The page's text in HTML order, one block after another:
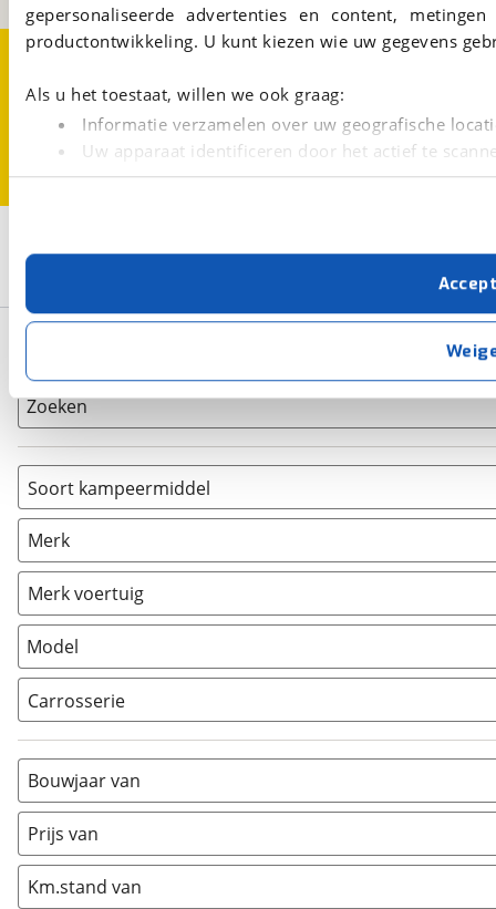
gepersonaliseerde advertenties en content,
productontwikkeling. U kunt kiezen wie uw gegevens
Als u het toestaat, willen we ook graag:
Informatie verzamelen over uw geografische
Uw apparaat identificeren door het actief te
Lees meer over hoe uw persoonlijke gegevens worden
Met cookies en vergelijkbare technieken zorgen we
cookies zorgen ervoor dat de website goed werkt.
verbeteren. We tonen je graag relevante advertenties
buiten onze website volgt – uiteraard op
privacyverklaring
. Als je weigert, plaatsen we alleen
kun je later altijd aanpassen via devoorkeurenpagina.
Zoeken
Soort kampeermiddel
Camper (4)
Caravan
Vouwwagen
Merk
Merk voertuig
Model
Carrosserie
Alkoof (0)
Busmodel
Caravan (0)
Half-integraal
Integraal (4)
Opzetunit (0
Bouwjaar van
Prijs van
Km.stand van
Over viaBOVAG.nlDisclaimer- en Privacyverklaring